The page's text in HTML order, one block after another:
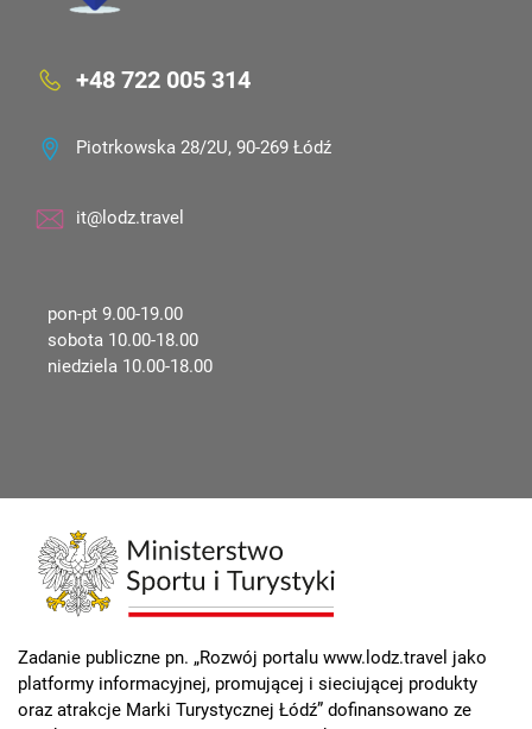
+48 722 005 314
Piotrkowska 28/2U, 90-269 Łódź
it@lodz.travel
pon-pt 9.00-19.00
sobota 10.00-18.00
niedziela 10.00-18.00
Zadanie publiczne pn. „Rozwój portalu www.lodz.travel jako
platformy informacyjnej, promującej i sieciującej produkty
oraz atrakcje Marki Turystycznej Łódź” dofinansowano ze